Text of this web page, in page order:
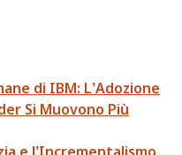
di IBM: L’Adozione
Si Muovono Più
e l’Incrementalismo